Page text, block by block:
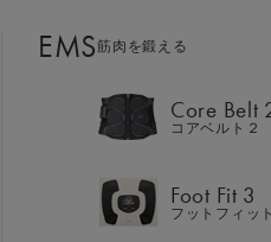
EMS筋肉を鍛える
Core Belt
コアベルト２
Foot Fit 3
フットフィッ